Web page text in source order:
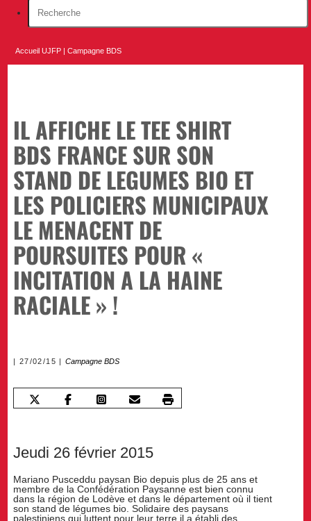
Accueil UJFP |Campagne BDS
IL AFFICHE LE TEE SHIRT
BDS FRANCE SUR SON
STAND DE LEGUMES BIO ET
LES POLICIERS MUNICIPAUX
LE MENACENT DE
POURSUITES POUR «
INCITATION A LA HAINE
RACIALE » !
27/02/15 Campagne BDS
Jeudi 26 février 2015
Mariano Pusceddu paysan Bio depuis plus de 25 ans et
membre de la Confédération Paysanne est bien connu
dans la région de Lodève et dans le département où il tient
son stand de légumes bio. Solidaire des paysans
palestiniens qui luttent pour leur terre il a établi des